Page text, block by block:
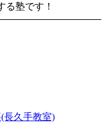
る塾です！
長久手教室)